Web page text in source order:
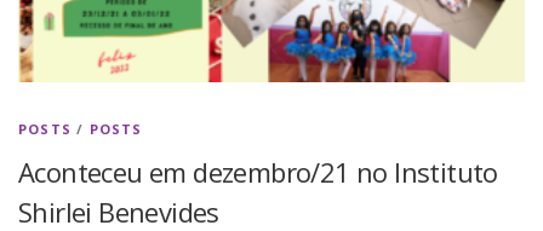
POSTS / POSTS
Aconteceu em dezembro/21 no Instituto
Shirlei Benevides